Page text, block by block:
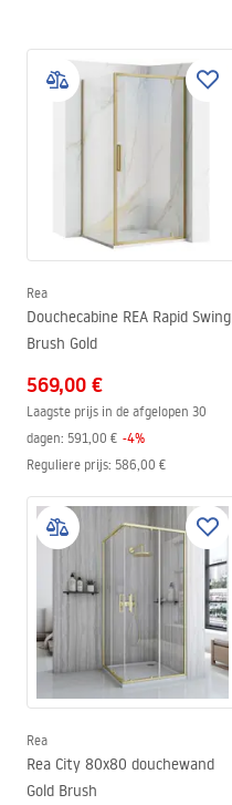
Rea
Douchecabine REA Rapid Swing
Brush Gold
569,00 €
Laagste prijs in de afgelopen 30
dagen: 591,00 € -4%
Reguliere prijs: 586,00 €
Rea
Rea City 80x80 douchewand
Gold Brush